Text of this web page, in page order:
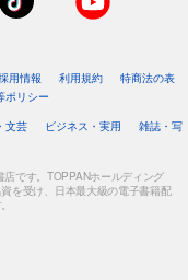
用情報 利用規約
特商法の表
ポリシー
文芸 ビジネス・実用
雑誌・写
です。TOPPANホールディング
を受け、日本最大級の電子書籍配